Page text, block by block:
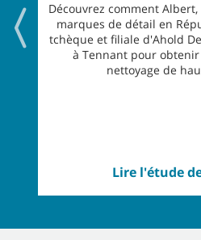
Découvrez comment
marques de détail en
tchèque et filiale d'Ahold
à Tennant pour
nettoyage de
Lire l'étude